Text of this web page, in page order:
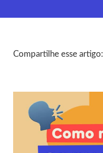
Compartilhe esse artigo: